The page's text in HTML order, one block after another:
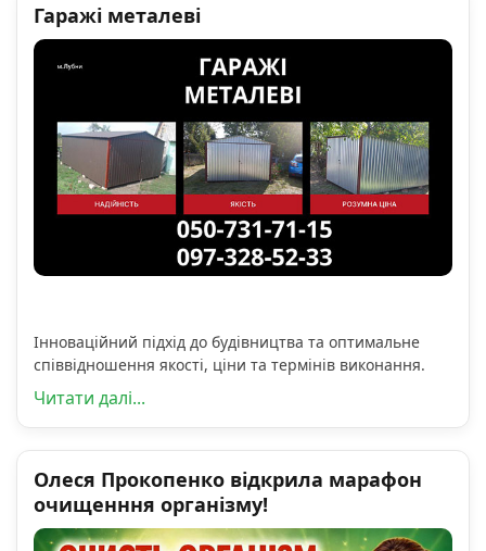
Гаражі металеві
Інноваційний підхід до будівництва та оптимальне
співвідношення якості, ціни та термінів виконання.
Читати далі...
Олеся Прокопенко відкрила марафон
очищенння організму!